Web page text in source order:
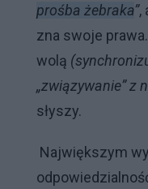
prośba żebraka”,
zna swoje
wolą
„związywanie” z
słyszy.
Największym